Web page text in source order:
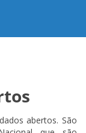
abertos. São